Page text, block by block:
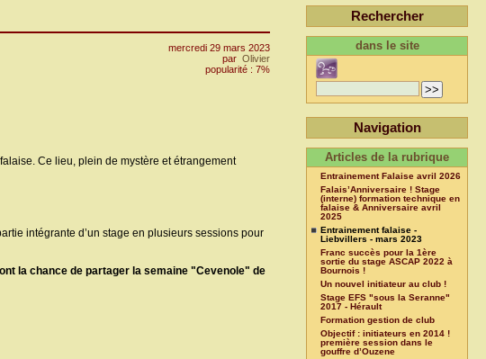
mercredi 29 mars 2023
par Olivier
popularité : 7%
Ce lieu, plein de mystère et étrangement
intégrante d’un stage en plusieurs sessions pour
la chance de partager la semaine "Cevenole" de
Rechercher
dans le site
Navigation
Articles de la rubrique
Entrainement Falaise avril 2026
Falais’Anniversaire ! Stage
(interne) formation technique en
falaise & Anniversaire avril
2025
Entrainement falaise -
Liebvillers - mars 2023
Franc succès pour la 1ère
sortie du stage ASCAP 2022 à
Bournois !
Un nouvel initiateur au club !
Stage EFS "sous la Seranne"
2017 - Hérault
Formation gestion de club
Objectif : initiateurs en 2014 !
première session dans le
gouffre d’Ouzene